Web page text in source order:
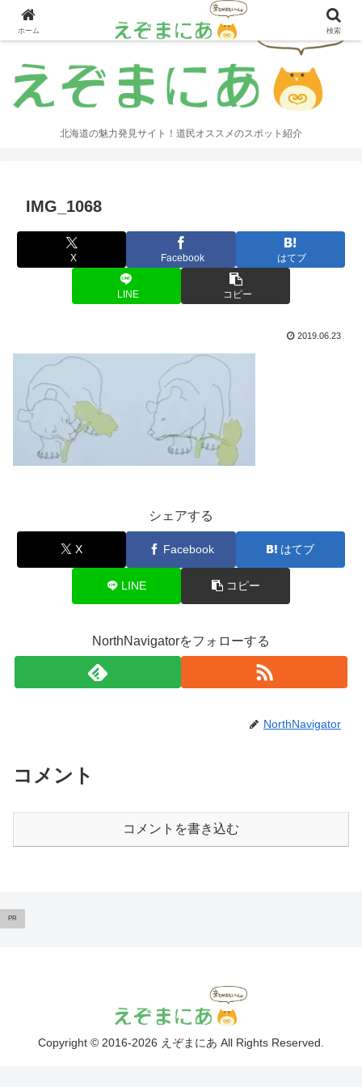
北海道の魅力発見サイト！道民オススメのスポット紹介
IMG_1068
X Facebook はてブ
LINE コピー
2019.06.23
シェアする
X Facebook はてブ
LINE コピー
NorthNavigatorをフォローする
NorthNavigator
コメント
コメントを書き込む
PR
Copyright © 2016-2026 えぞまにあ All Rights Reserved.
ホーム 検索